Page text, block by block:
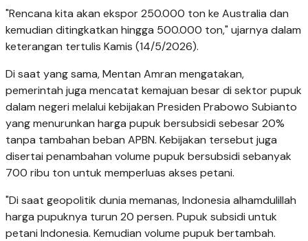
"Rencana kita akan ekspor 250.000 ton ke Australia dan
kemudian ditingkatkan hingga 500.000 ton," ujarnya dalam
keterangan tertulis Kamis (14/5/2026).
Di saat yang sama, Mentan Amran mengatakan,
pemerintah juga mencatat kemajuan besar di sektor pupuk
dalam negeri melalui kebijakan Presiden Prabowo Subianto
yang menurunkan harga pupuk bersubsidi sebesar 20%
tanpa tambahan beban APBN. Kebijakan tersebut juga
disertai penambahan volume pupuk bersubsidi sebanyak
700 ribu ton untuk memperluas akses petani.
"Di saat geopolitik dunia memanas, Indonesia alhamdulillah
harga pupuknya turun 20 persen. Pupuk subsidi untuk
petani Indonesia. Kemudian volume pupuk bertambah.